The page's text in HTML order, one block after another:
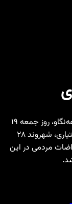
بر اساس گزارش رسیدە به سازمان حقوق بشری هه‌نگاو، روز جمعە ١٩
دی ماه ١٤٠٤ (٩ ژانویه ٢٠٢٦)، محمدرضا داوشی بختیاری، شهروند ٢٨
مردمی در این